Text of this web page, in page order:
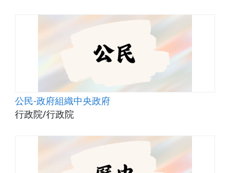
公民-政府組織中央政府
行政院/行政院